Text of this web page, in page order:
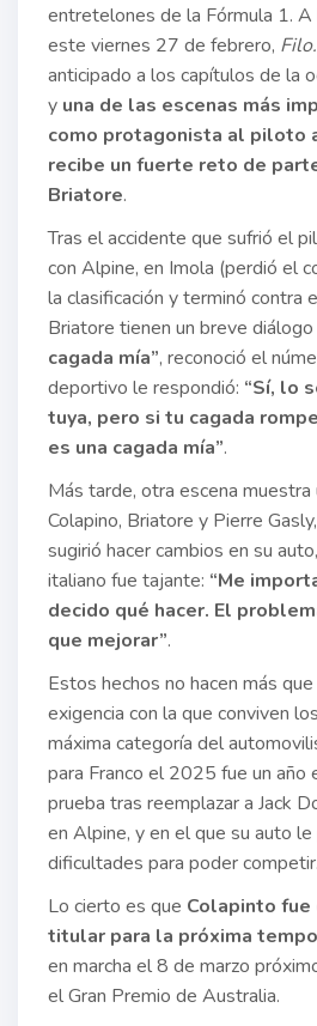
entretelones de la Fórmula 1.
este viernes 27 de febrero,
anticipado a los capítulos de la
y una de las escenas más
como protagonista al piloto
recibe un fuerte reto de
Briatore.
Tras el accidente que sufrió el
con Alpine, en Imola (perdió el
la clasificación y terminó contra
Briatore tienen un breve
cagada mía”, reconoció el
deportivo le respondió: “Sí, lo
tuya, pero si tu cagada
es una cagada mía”.
Más tarde, otra escena muestra
Colapino, Briatore y Pierre
sugirió hacer cambios en su
italiano fue tajante: “Me
decido qué hacer. El
que mejorar”.
Estos hechos no hacen más
exigencia con la que conviven
máxima categoría del
para Franco el 2025 fue un año
prueba tras reemplazar a Jack
en Alpine, y en el que su auto
dificultades para poder competir.
Lo cierto es que Colapinto fue
titular para la próxima
en marcha el 8 de marzo
el Gran Premio de Australia.